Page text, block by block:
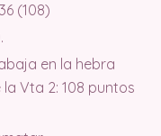
(108)
en la hebra
Vta 2: 108 puntos